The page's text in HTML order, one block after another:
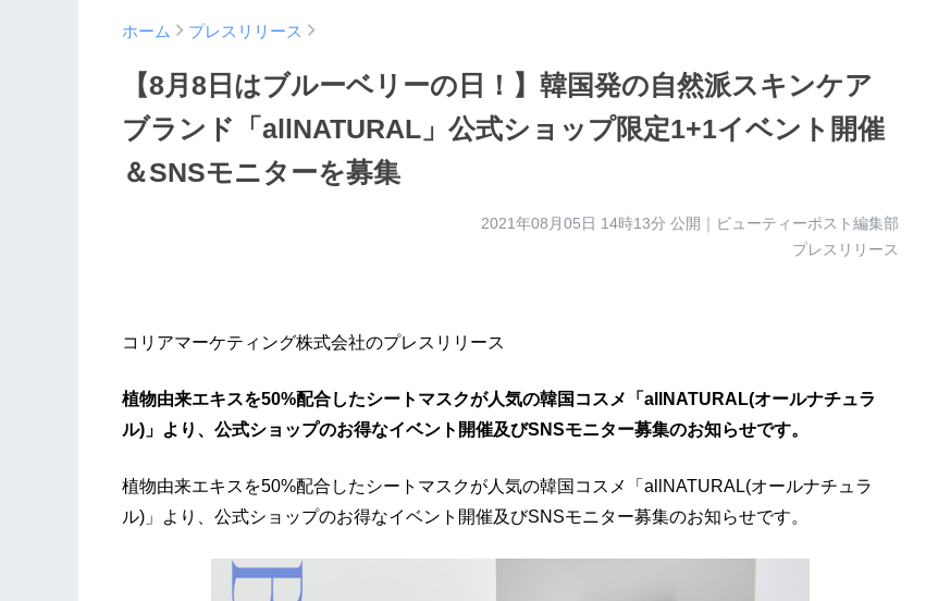
ホーム プレスリリース
【8月8日はブルーベリーの日！】韓国発の自然派スキンケア
ブランド「allNATURAL」公式ショップ限定1+1イベント開催
＆SNSモニターを募集
2021年08月05日 14時13分 公開｜ビューティーポスト編集部
プレスリリース
コリアマーケティング株式会社のプレスリリース
植物由来エキスを50%配合したシートマスクが人気の韓国コスメ「allNATURAL(オールナチュラ
ル)」より、公式ショップのお得なイベント開催及びSNSモニター募集のお知らせです。
植物由来エキスを50%配合したシートマスクが人気の韓国コスメ「allNATURAL(オールナチュラ
ル)」より、公式ショップのお得なイベント開催及びSNSモニター募集のお知らせです。